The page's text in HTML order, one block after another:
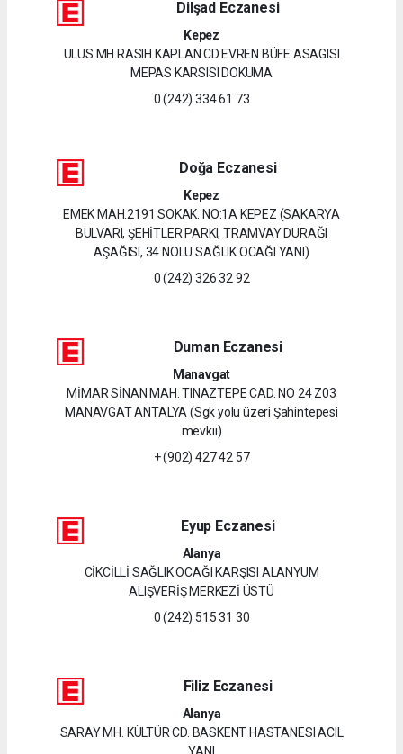
Dilşad Eczanesi
Kepez
ULUS MH.RASIH KAPLAN CD.EVREN BÜFE ASAGISI
MEPAS KARSISI DOKUMA
0 (242) 334 61 73
Doğa Eczanesi
Kepez
EMEK MAH.2191 SOKAK. NO:1A KEPEZ (SAKARYA
BULVARI, ŞEHİTLER PARKI, TRAMVAY DURAĞI
AŞAĞISI, 34 NOLU SAĞLIK OCAĞI YANI)
0 (242) 326 32 92
Duman Eczanesi
Manavgat
MİMAR SİNAN MAH. TINAZTEPE CAD. NO 24 Z03
MANAVGAT ANTALYA (Sgk yolu üzeri Şahintepesi
mevkii)
+ (902) 427 42 57
Eyup Eczanesi
Alanya
CİKCİLLİ SAĞLIK OCAĞI KARŞISI ALANYUM
ALIŞVERİŞ MERKEZİ ÜSTÜ
0 (242) 515 31 30
Filiz Eczanesi
Alanya
SARAY MH. KÜLTÜR CD. BASKENT HASTANESI ACIL
YANI